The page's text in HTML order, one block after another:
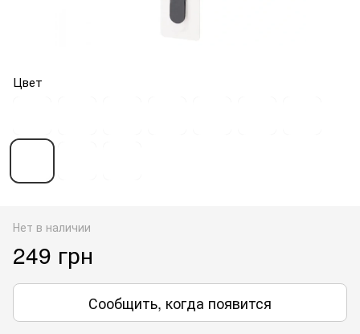
Цвет
Нет в наличии
249 грн
Сообщить, когда появится